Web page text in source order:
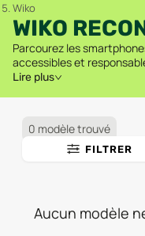
Wiko
WIKO
Parcourez les
accessibles et
les offres des vendeurs
Lire plus
0 modèle trouvé
FILTRER
Aucun modèle